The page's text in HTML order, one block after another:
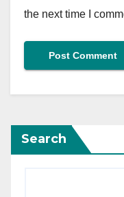
the next time I
Search